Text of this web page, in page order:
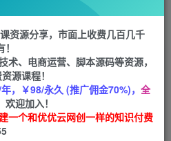
流起号课程，老杨是把自
眼上车（3月更新）
关注 私信
资源分享，市面上收费几百几千
术、电商运营、脚本源码等资源，
源课程！
，￥98/永久 (推广佣金70%)， 全
迎加入！
一个和优优云网创一样的知识付费